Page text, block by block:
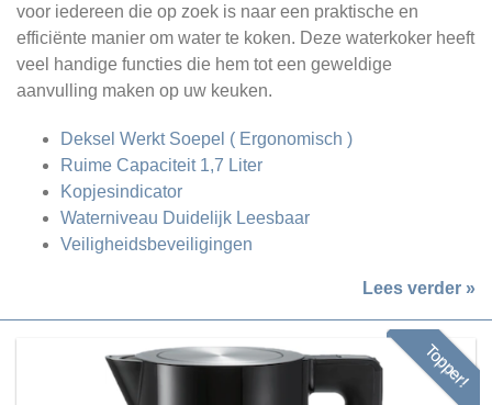
voor iedereen die op zoek is naar een praktische en
efficiënte manier om water te koken. Deze waterkoker heeft
veel handige functies die hem tot een geweldige
aanvulling maken op uw keuken.
Deksel Werkt Soepel ( Ergonomisch )
Ruime Capaciteit 1,7 Liter
Kopjesindicator
Waterniveau Duidelijk Leesbaar
Veiligheidsbeveiligingen
Lees verder »
Topper!